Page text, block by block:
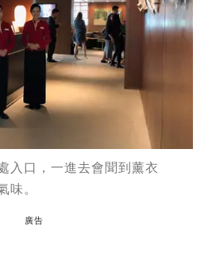
入口，一進去會聞到薰衣
味。
廣告